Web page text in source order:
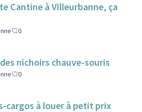
Cantine à Villeurbanne, ça
0
nichoirs chauve-souris
0
cargos à louer à petit prix